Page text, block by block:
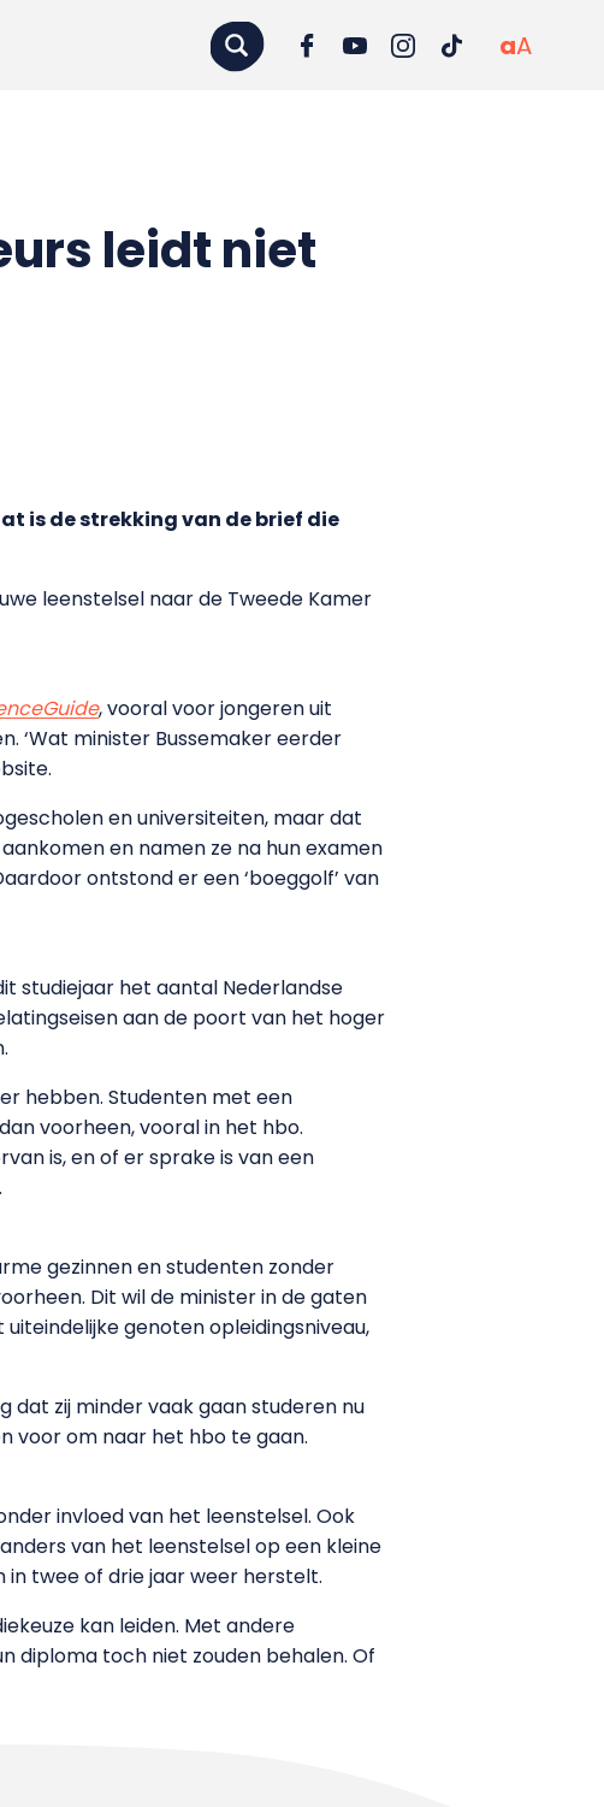
aA
leidt niet
is de strekking van de brief die
leenstelsel naar de Tweede Kamer
, vooral voor jongeren uit
‘Wat minister Bussemaker eerder
en universiteiten, maar dat
en namen ze na hun examen
ontstond er een ‘boeggolf’ van
studiejaar het aantal Nederlandse
aan de poort van het hoger
hebben. Studenten met een
voorheen, vooral in het hbo.
is, en of er sprake is van een
gezinnen en studenten zonder
Dit wil de minister in de gaten
genoten opleidingsniveau,
dat zij minder vaak gaan studeren nu
voor om naar het hbo te gaan.
invloed van het leenstelsel. Ook
van het leenstelsel op een kleine
in twee of drie jaar weer herstelt.
kan leiden. Met andere
diploma toch niet zouden behalen. Of